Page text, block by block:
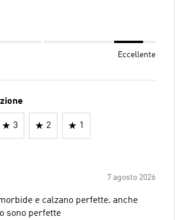
Eccellente
3 2 1
7 agosto 2026
e calzano perfette. anche
sono perfette